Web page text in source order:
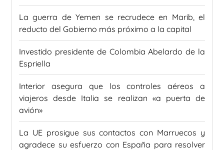
La guerra de Yemen se recrudece en Marib, el
reducto del Gobierno más próximo a la capital
Investido presidente de Colombia Abelardo de la
Espriella
Interior asegura que los controles aéreos a
viajeros desde Italia se realizan «a puerta de
avión»
La UE prosigue sus contactos con Marruecos y
agradece su esfuerzo con España para resolver